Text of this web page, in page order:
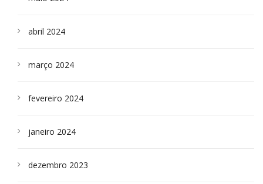
abril 2024
março 2024
fevereiro 2024
janeiro 2024
dezembro 2023